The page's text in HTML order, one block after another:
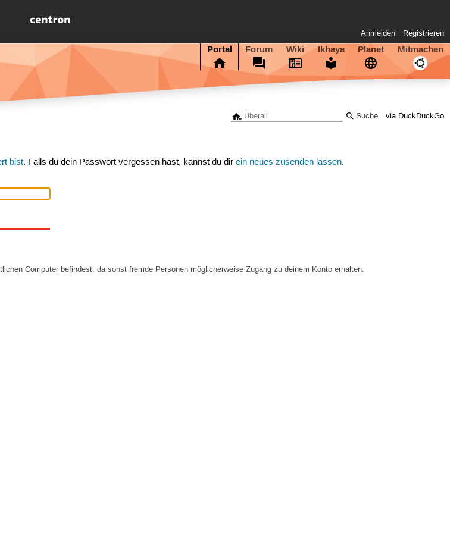
Anmelden Registrieren
Portal Forum Wiki Ikhaya Planet Mitmachen
via DuckDuckGo
bist. Falls du dein Passwort vergessen hast, kannst du direin neues zusenden lassen.
Computer befindest, da sonst fremde Personen möglicherweise Zugang zu deinem Konto erhalten.